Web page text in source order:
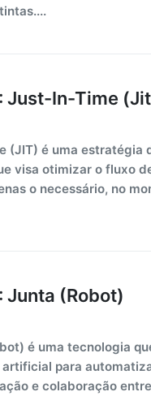
Just-In-Time
(JIT) é uma estratégia
visa otimizar o fluxo
o necessário, no
Junta (Robot)
é uma tecnologia
para
e colaboração